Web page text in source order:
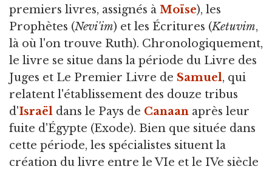
premiers livres, assignés à Moïse), les
Prophètes (Nevi'im) et les Écritures (Ketuvim,
là où l'on trouve Ruth). Chronologiquement,
le livre se situe dans la période du Livre des
Juges et Le Premier Livre de Samuel, qui
relatent l'établissement des douze tribus
d'Israël dans le Pays de Canaan après leur
fuite d'Égypte (Exode). Bien que située dans
cette période, les spécialistes situent la
création du livre entre le VIe et le IVe siècle